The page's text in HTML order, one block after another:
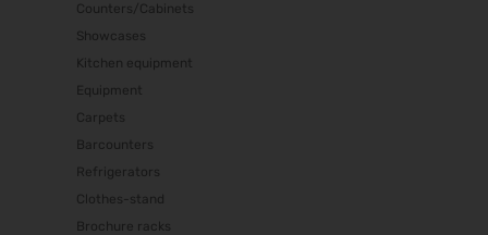
Counters/Cabinets
Showcases
Kitchen equipment
Equipment
Carpets
Barcounters
Refrigerators
Clothes-stand
Brochure racks